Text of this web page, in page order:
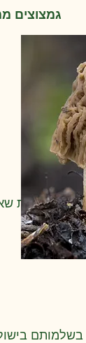
גמצוצים